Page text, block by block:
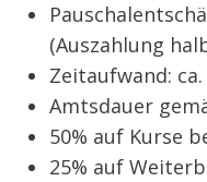
(Auszahlung
Zeitaufwand:
Amtsdauer
50% auf Kurse
25% auf